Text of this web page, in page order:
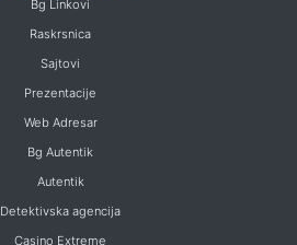
Bg Linkovi
Raskrsnica
Sajtovi
Prezentacije
Web Adresar
Bg Autentik
Autentik
Detektivska agencija
Casino Extreme